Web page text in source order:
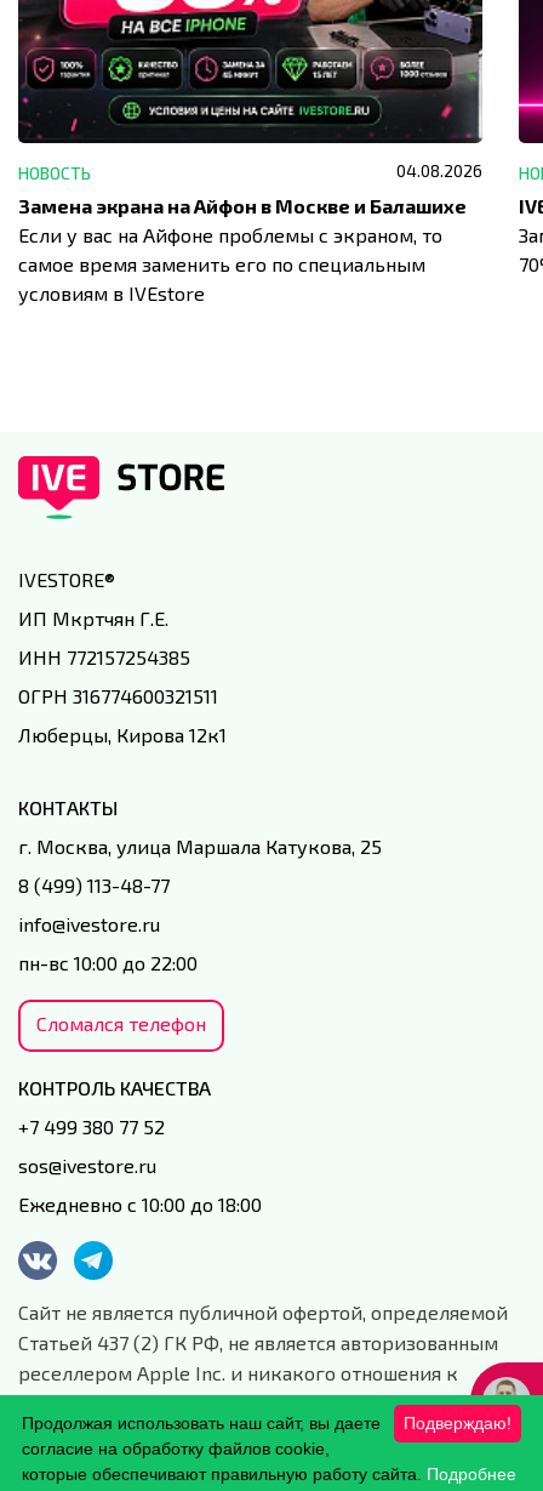
НОВОСТЬ 04.08.2026
Замена экрана на Айфон в Москве и Балашихе
Если у вас на Айфоне проблемы с экраном, то
самое время заменить его по специальным
условиям в IVEstore
IVESTORE®
ИП Мкртчян Г.Е.
ИНН 772157254385
ОГРН 316774600321511
Люберцы, Кирова 12к1
КОНТАКТЫ
г. Москва, улица Маршала Катукова, 25
8 (499) 113-48-77
info@ivestore.ru
пн-вс 10:00 до 22:00
Сломался телефон
КОНТРОЛЬ КАЧЕСТВА
+7 499 380 77 52
sos@ivestore.ru
Ежедневно с 10:00 до 18:00
Сайт не является публичной офертой, определяемой
Статьей 437 (2) ГК РФ, не является авторизованным
реселлером Apple Inc. и никакого отношения к
данной компании и ее юридическим лицам не имеет.
Сайт носит сугубо информационный характер.
Обработка персональных данных.
Подверждаю!
Продолжая использовать наш сайт, вы даете
согласие на обработку файлов cookie,
которые обеспечивают правильную работу сайта. Подробнее